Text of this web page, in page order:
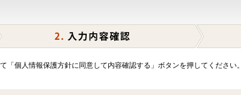
「個人情報保護方針に同意して内容確認する」ボタンを押してください。